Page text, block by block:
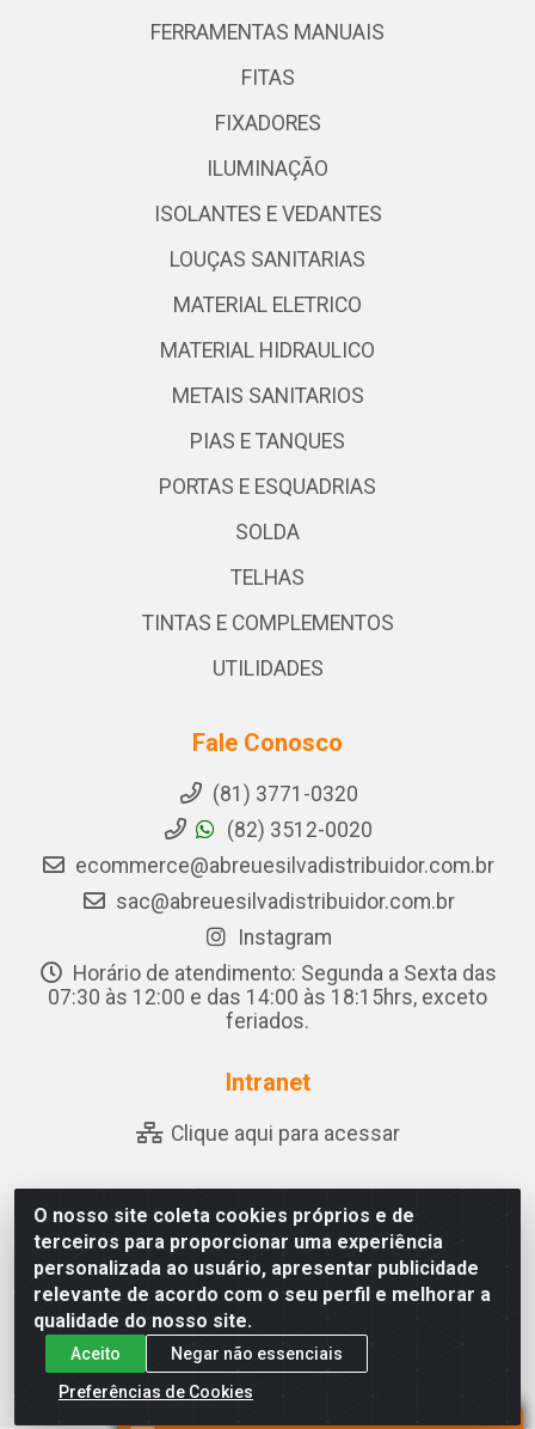
O nosso site coleta cookies próprios e de
terceiros para proporcionar uma experiência
personalizada ao usuário, apresentar publicidade
relevante de acordo com o seu perfil e melhorar a
qualidade do nosso site.
Aceito
Negar não essenciais
Preferências de Cookies
FERRAMENTAS MANUAIS
FITAS
FIXADORES
ILUMINAÇÃO
ISOLANTES E VEDANTES
LOUÇAS SANITARIAS
MATERIAL ELETRICO
MATERIAL HIDRAULICO
METAIS SANITARIOS
PIAS E TANQUES
PORTAS E ESQUADRIAS
SOLDA
TELHAS
TINTAS E COMPLEMENTOS
UTILIDADES
Fale Conosco
(81) 3771-0320
(82) 3512-0020
ecommerce@abreuesilvadistribuidor.com.br
sac@abreuesilvadistribuidor.com.br
Instagram
Horário de atendimento: Segunda a Sexta das
07:30 às 12:00 e das 14:00 às 18:15hrs, exceto
feriados.
Intranet
Clique aqui para acessar
Abreu & Silva - Rua Padre Jose de Souza Leite, 265 -
Ariado, Olho D'Água das Flores/AL - CEP 57.442-000 -
CNPJ 04.790.656/0001-06